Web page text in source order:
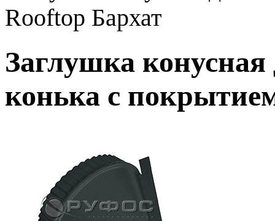
Rooftop Бархат
Заглушка конусная
конька с